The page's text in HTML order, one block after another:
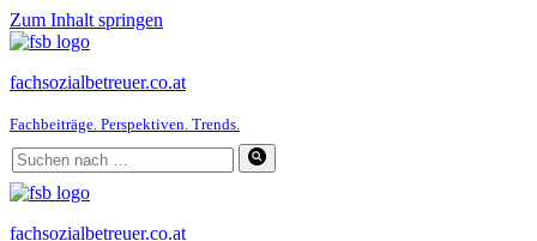
Zum Inhalt springen
fachsozialbetreuer.co.at
Fachbeiträge. Perspektiven. Trends.
Suchen
nach …
fachsozialbetreuer.co.at